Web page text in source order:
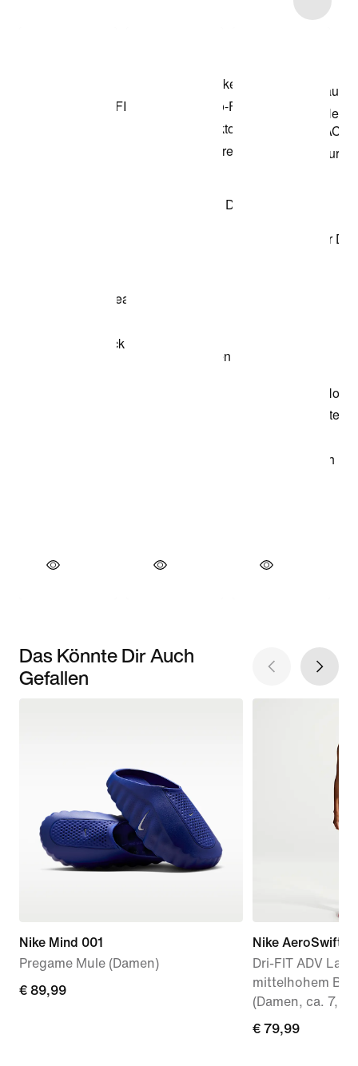
Das Könnte Dir Auch
Gefallen
Nike Mind 001
Pregame Mule (Damen)
€ 89,99
€ 89,99
Nike AeroSwift
Dri-FIT ADV
mittelhohem
(Damen, ca. 7,5
€ 79,99
€ 79,99